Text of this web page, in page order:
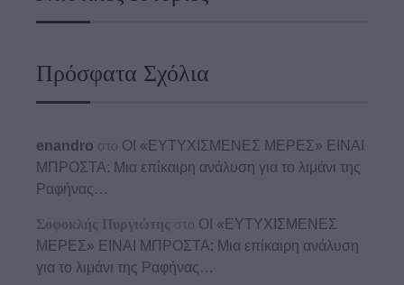
Πρόσφατα Σχόλια
enandro στο ΟΙ «ΕΥΤΥΧΙΣΜΕΝΕΣ ΜΕΡΕΣ» ΕΙΝΑΙ
ΜΠΡΟΣΤΑ: Μια επίκαιρη ανάλυση για το λιμάνι της
Ραφήνας…
Σοφοκλής Πυργιώτης στο ΟΙ «ΕΥΤΥΧΙΣΜΕΝΕΣ
ΜΕΡΕΣ» ΕΙΝΑΙ ΜΠΡΟΣΤΑ: Μια επίκαιρη ανάλυση
για το λιμάνι της Ραφήνας…